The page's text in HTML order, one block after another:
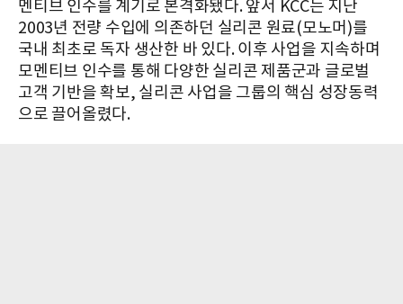
멘티브 인수를 계기로 본격화됐다. 앞서 KCC는 지난
2003년 전량 수입에 의존하던 실리콘 원료(모노머)를
국내 최초로 독자 생산한 바 있다. 이후 사업을 지속하며
모멘티브 인수를 통해 다양한 실리콘 제품군과 글로벌
고객 기반을 확보, 실리콘 사업을 그룹의 핵심 성장동력
으로 끌어올렸다.